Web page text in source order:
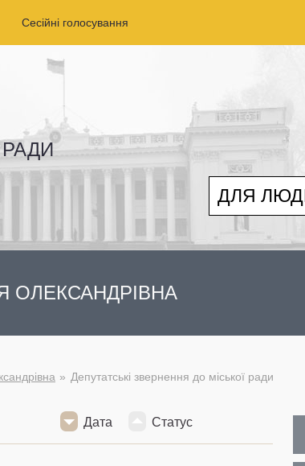
Сесійні голосування
РАДИ
ДЛЯ
ОЛЕКСАНДРІВНА
Депутатські звернення до міської ради
Дата Статус